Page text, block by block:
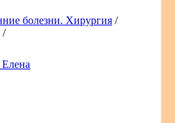
болезни. Хирургия /
/